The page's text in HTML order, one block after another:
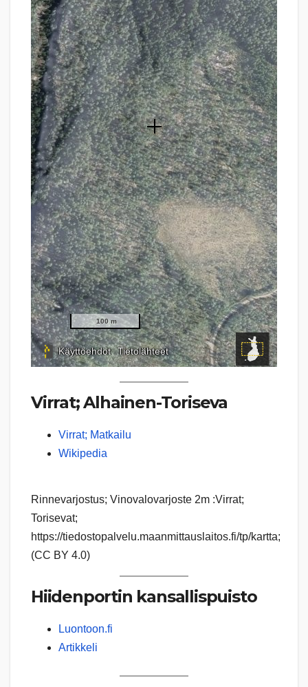
Virrat; Alhainen-Toriseva
Virrat; Matkailu
Wikipedia
Rinnevarjostus; Vinovalovarjoste 2m :Virrat;
Torisevat;
https://tiedostopalvelu.maanmittauslaitos.fi/tp/kartta;
(CC BY 4.0)
Hiidenportin kansallispuisto
Luontoon.fi
Artikkeli